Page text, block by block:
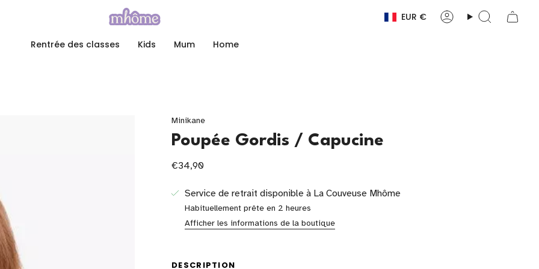
Devise
EUR € CompteRecherche
Rentrée des classes Kids Mum Home
Minikane
Poupée Gordis / Capucine
€34,90
Service de retrait disponible à La Couveuse Mhôme
Habituellement prête en 2 heures
Afficher les informations de la boutique
DESCRIPTION